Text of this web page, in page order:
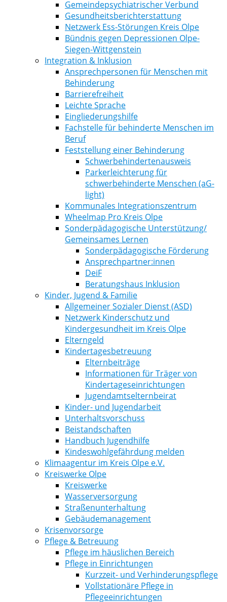
Gemeindepsychiatrischer Verbund
Gesundheitsberichterstattung
Netzwerk Ess-Störungen Kreis Olpe
Bündnis gegen Depressionen Olpe-
Siegen-Wittgenstein
Integration & Inklusion
Ansprechpersonen für Menschen mit
Behinderung
Barrierefreiheit
Leichte Sprache
Eingliederungshilfe
Fachstelle für behinderte Menschen im
Beruf
Feststellung einer Behinderung
Schwerbehindertenausweis
Parkerleichterung für
schwerbehinderte Menschen (aG-
light)
Kommunales Integrationszentrum
Wheelmap Pro Kreis Olpe
Sonderpädagogische Unterstützung/
Gemeinsames Lernen
Sonderpädagogische Förderung
Ansprechpartner:innen
DeiF
Beratungshaus Inklusion
Kinder, Jugend & Familie
Allgemeiner Sozialer Dienst (ASD)
Netzwerk Kinderschutz und
Kindergesundheit im Kreis Olpe
Elterngeld
Kindertagesbetreuung
Elternbeiträge
Informationen für Träger von
Kindertageseinrichtungen
Jugendamtselternbeirat
Kinder- und Jugendarbeit
Unterhaltsvorschuss
Beistandschaften
Handbuch Jugendhilfe
Kindeswohlgefährdung melden
Klimaagentur im Kreis Olpe e.V.
Kreiswerke Olpe
Kreiswerke
Wasserversorgung
Straßenunterhaltung
Gebäudemanagement
Krisenvorsorge
Pflege & Betreuung
Pflege im häuslichen Bereich
Pflege in Einrichtungen
Kurzzeit- und Verhinderungspflege
Vollstationäre Pflege in
Pflegeeinrichtungen